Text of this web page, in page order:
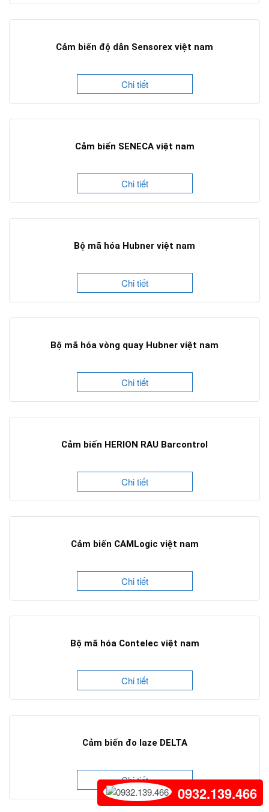
Cảm biến độ dẫn Sensorex việt nam
Chi tiết
Cảm biến SENECA việt nam
Chi tiết
Bộ mã hóa Hubner việt nam
Chi tiết
Bộ mã hóa vòng quay Hubner việt nam
Chi tiết
Cảm biến HERION RAU Barcontrol
Chi tiết
Cảm biến CAMLogic việt nam
Chi tiết
Bộ mã hóa Contelec việt nam
Chi tiết
Cảm biến đo laze DELTA
Chi tiết
0932.139.466